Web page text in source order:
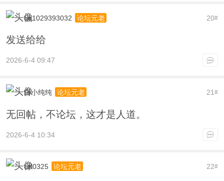
20#
qq1029393032 论坛元老
发送给给
2026-6-4 09:47
21#
白小纯纯 论坛元老
无回帖，不论坛，这才是人道。
2026-6-4 10:34
22#
czl0325 论坛元老